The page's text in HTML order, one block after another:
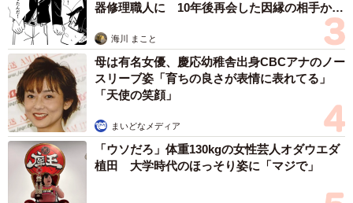
器修理職人に 10年後再会した因縁の相手から
海川 まこと
母は有名女優、慶応幼稚舎出身CBCアナのノー
スリーブ姿「育ちの良さが表情に表れてる」
「天使の笑顔」
まいどなメディア
「ウソだろ」体重130kgの女性芸人オダウエダ
植田 大学時代のほっそり姿に「マジで」